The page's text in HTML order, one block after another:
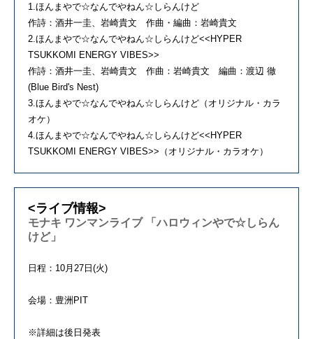
1.ほんまやで☆なんでやねん☆しらんけど
作詩：酒井一圭、岩崎貴文 作曲・編曲：岩崎貴文
2.ほんまやで☆なんでやねん☆しらんけど<<HYPER
TSUKKOMI ENERGY VIBES>>
作詩：酒井一圭、岩崎貴文 作曲：岩崎貴文 編曲：渡辺 徹
(Blue Bird's Nest)
3.ほんまやで☆なんでやねん☆しらんけど（オリジナル・ カラ
オケ）
4.ほんまやで☆なんでやねん☆しらんけど<<HYPER
TSUKKOMI ENERGY VIBES>>（オリジナル・カラオケ）
<ライブ情報>
モナキ ワンマンライブ 「ハロウィンやで☆しらん
けど」
日程：10月27日(火)
会場：豊洲PIT
※詳細は後日発表